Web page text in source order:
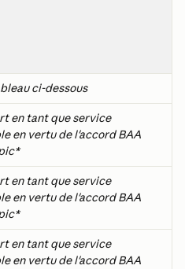
ci-dessous
en tant que service
en vertu de l'accord BAA
en tant que service
en vertu de l'accord BAA
en tant que service
en vertu de l'accord BAA